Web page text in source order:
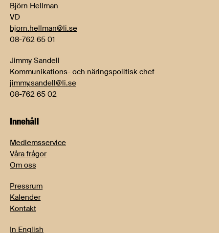
Björn Hellman
VD
bjorn.hellman@li.se
08-762 65 01
Jimmy Sandell
Kommunikations- och näringspolitisk chef
jimmy.sandell@li.se
08-762 65 02
Innehåll
Medlemsservice
Våra frågor
Om oss
Pressrum
Kalender
Kontakt
In English